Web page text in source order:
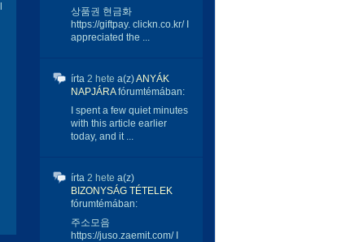
상품권 현금화
https://giftpay. clickn.co.kr/ I
appreciated the ...
írta 2 hete a(z)ANYÁK
NAPJÁRAfórumtémában:
I spent a few quiet minutes
with this article earlier
today, and it ...
írta 2 hete a(z)
BIZONYSÁG TÉTELEK
fórumtémában:
주소모음
https://juso.zaemit.com/ I